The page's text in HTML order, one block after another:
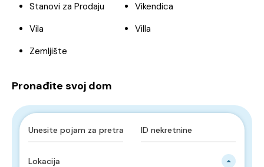
Stanovi za Prodaju
Vikendica
Vila
Villa
Zemljište
Pronađite svoj dom
Lokacija